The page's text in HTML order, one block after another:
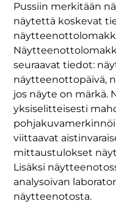
Pussiin merkitään
näytettä koskevat
seuraavat tiedot:
näytteenottopäivä,
jos näyte on märkä.
yksiselitteisesti
viittaavat
mittaustulokset
Lisäksi
analysoivan
näytteenotosta.